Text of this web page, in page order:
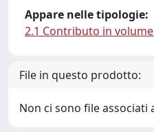
Appare nelle tipologie:
2.1 Contributo in
File in questo prodotto:
Non ci sono file